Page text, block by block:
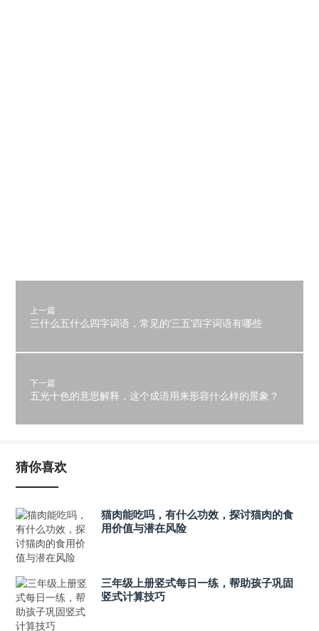
上一篇
三什么五什么四字词语，常见的‘三五’四字词语有哪些
下一篇
五光十色的意思解释，这个成语用来形容什么样的景象？
猜你喜欢
猫肉能吃吗，有什么功效，探讨猫肉的食
用价值与潜在风险
三年级上册竖式每日一练，帮助孩子巩固
竖式计算技巧